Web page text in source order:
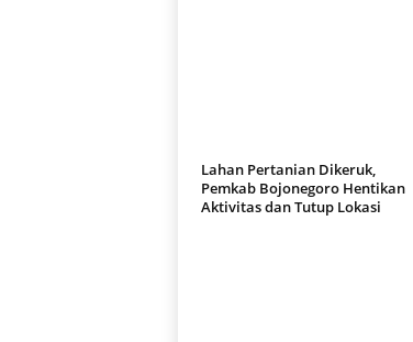
Lahan Pertanian Dikeruk,
Pemkab Bojonegoro Hentikan
Aktivitas dan Tutup Lokasi